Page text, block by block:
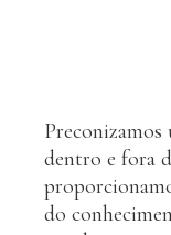
dentro e fora
do